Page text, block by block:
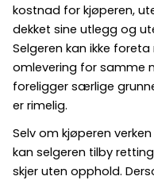
kostnad for kjøperen,
dekket sine utlegg og
Selgeren kan ikke
omlevering for samme
foreligger særlige
er rimelig.
Selv om kjøperen
kan selgeren tilby
skjer uten opphold.